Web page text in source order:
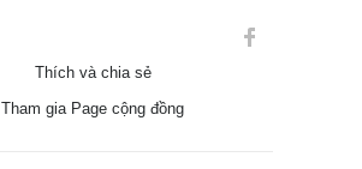
Thích và chia sẻ
Tham gia Page cộng đồng